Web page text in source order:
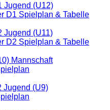
Jugend (U12)
D1 Spielplan & Tabelle
Jugend (U11)
D2 Spielplan & Tabelle
Mannschaft
Jugend (U9)